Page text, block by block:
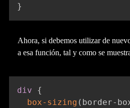
}
Ahora, si debemos utilizar de
a esa función, tal y como se
div
{
box-sizing ( border-